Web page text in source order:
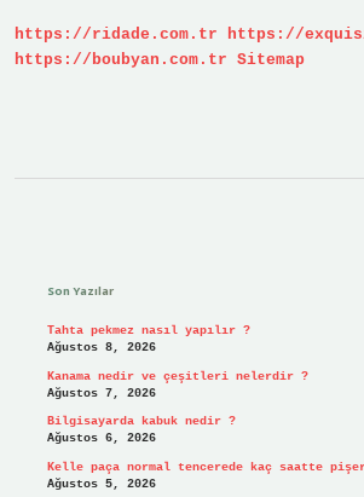
https://ridade.com.tr
https://
https://boubyan.com.tr Sitemap
Son Yazılar
Tahta pekmez nasıl yapılır ?
Ağustos 8, 2026
Kanama nedir ve çeşitleri nelerdir ?
Ağustos 7, 2026
Bilgisayarda kabuk nedir ?
Ağustos 6, 2026
Kelle paça normal tencerede kaç saatte
Ağustos 5, 2026